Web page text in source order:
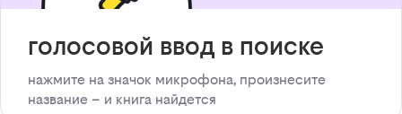
голосовой ввод в поиске
нажмите на значок микрофона, произнесите
название – и книга найдется